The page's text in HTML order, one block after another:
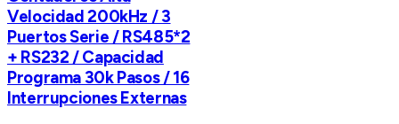
Velocidad 200kHz / 3
Puertos Serie / RS485*2
+ RS232 / Capacidad
Programa 30k Pasos / 16
Interrupciones Externas